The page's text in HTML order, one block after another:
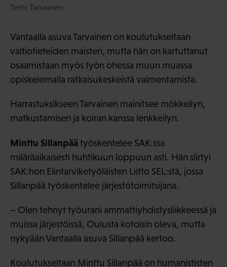
Terhi Tarvainen.
Vantaalla asuva Tarvainen on koulutukseltaan
valtiotieteiden maisteri, mutta hän on kartuttanut
osaamistaan myös työn ohessa muun muassa
opiskelemalla ratkaisukeskeistä valmentamista.
Harrastuksikseen Tarvainen mainitsee mökkeilyn,
matkustamisen ja koiran kanssa lenkkeilyn.
Minttu Sillanpää työskentelee SAK:ssa
määräaikaisesti huhtikuun loppuun asti. Hän siirtyi
SAK:hon Elintarviketyöläisten Liitto SEL:stä, jossa
Sillanpää työskentelee järjestötoimitsijana.
– Olen tehnyt työurani ammattiyhdistysliikkeessä ja
muissa järjestöissä, Oulusta kotoisin oleva, mutta
nykyään Vantaalla asuva Sillanpää kertoo.
Koulutukseltaan Minttu Sillanpää on humanististen